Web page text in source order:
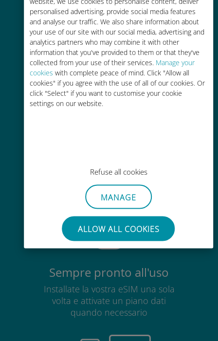
personalised advertising, provide social media features
and analyse our traffic. We also share information about
your use of our site with our social media, advertising and
analytics partners who may combine it with other
information that you've provided to them or that they've
collected from your use of their services. Manage your
cookies with complete peace of mind. Click "Allow all
cookies" if you agree with the use of all of our cookies. Or
click "Select" if you want to customise your cookie
settings on our website.
Refuse all cookies
MANAGE
ALLOW ALL COOKIES
operatore attuale
Ricarica facile
Ovunque tramite l'app Ubigi, anche
senza Wi-Fi o dati residui
Senza sforzo
Non è necessario rimuovere la
scheda SIM esistente
Sempre pronto all'uso
Installate la vostra eSIM una sola
volta e attivate un piano dati
quando necessario